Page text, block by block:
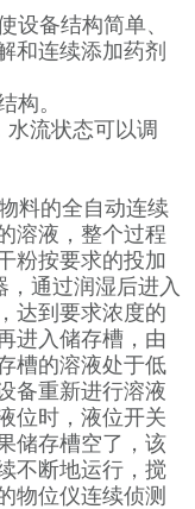
设备结构简单、
和连续添加药剂
构。
流状态可以调
料的全自动连续
溶液，整个过程
粉按要求的投加
通过润湿后进入
达到要求浓度的
进入储存槽，由
槽的溶液处于低
备重新进行溶液
位时，液位开关
储存槽空了，该
不断地运行，搅
物位仪连续侦测